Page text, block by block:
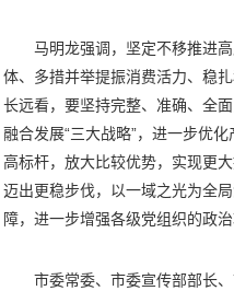
马明龙强调，坚定不移推进
体、多措并举提振消费活力、稳
长远看，要坚持完整、准确、全
融合发展“三大战略”，进一步优
高标杆，放大比较优势，实现更
迈出更稳步伐，以一域之光为全
障，进一步增强各级党组织的政
市委常委、市委宣传部部长